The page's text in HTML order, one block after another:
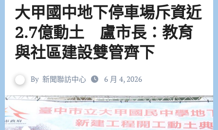
大甲國中地下停車場斥資近
2.7億動土 盧市長：教育
與社區建設雙管齊下
By 新聞聯訪中心 6 月 4, 2026